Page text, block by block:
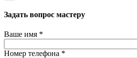
Задать вопрос мастеру
Ваше имя *
Номер телефона *